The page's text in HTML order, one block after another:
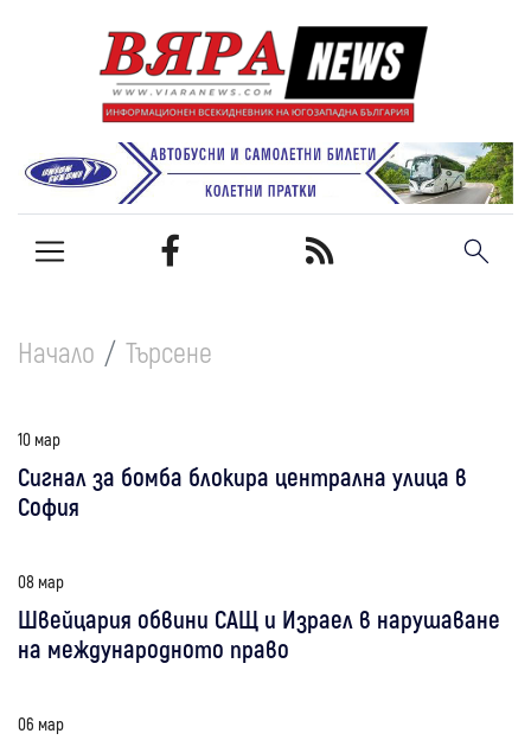
Начало Търсене
10 мар
Сигнал за бомба блокира централна улица в
София
08 мар
Швейцария обвини САЩ и Израел в нарушаване
на международното право
06 мар